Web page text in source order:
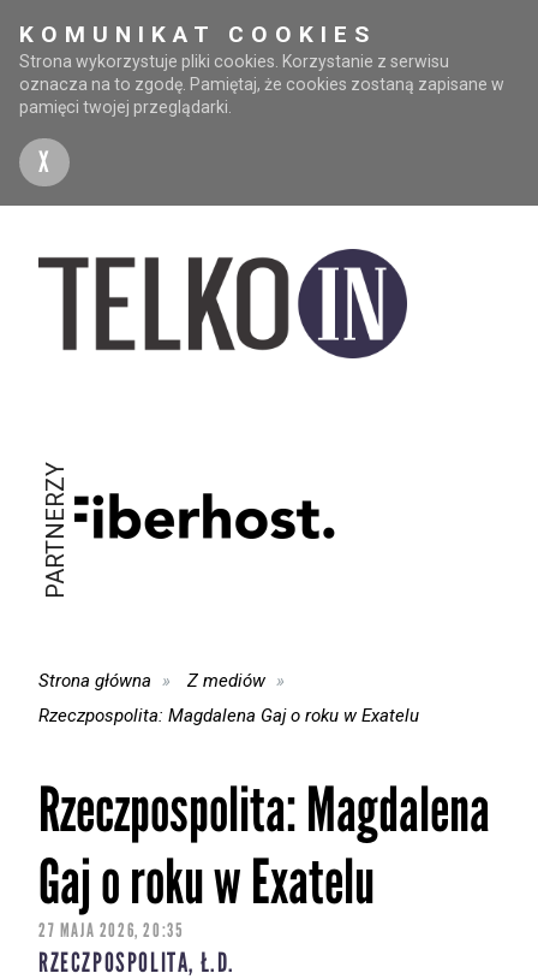
KOMUNIKAT COOKIES
Strona wykorzystuje pliki cookies. Korzystanie z serwisu
oznacza na to zgodę. Pamiętaj, że cookies zostaną zapisane w
pamięci twojej przeglądarki.
X
PARTNERZY
Strona główna
Z mediów
Rzeczpospolita: Magdalena Gaj o roku w Exatelu
Rzeczpospolita: Magdalena
Gaj o roku w Exatelu
27 MAJA 2026, 20:35
RZECZPOSPOLITA, Ł.D.